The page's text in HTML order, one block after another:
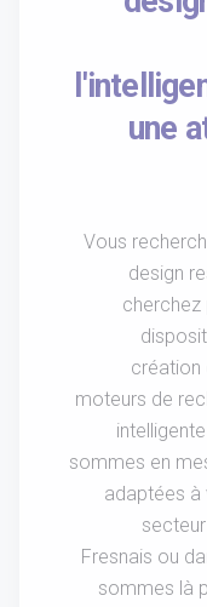
une
Vous
design
cherchez
création
moteurs de
sommes en
adaptées à
Fresnais ou
sommes là